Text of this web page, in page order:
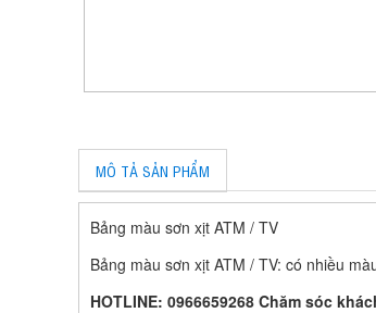
MÔ TẢ SẢN PHẨM
Bảng màu sơn xịt ATM / TV
Bảng màu sơn xịt ATM / TV: có nhiều
HOTLINE: 0966659268 Chăm sóc